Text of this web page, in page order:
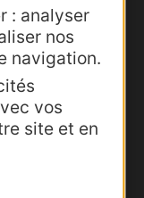
: analyser
nos
navigation.
vos
site et en